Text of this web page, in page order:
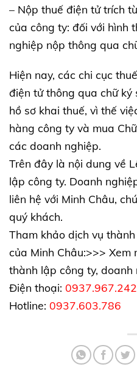
– Nộp thuế điện tử trích
của công ty: đối với hình
nghiệp nộp thông qua
Hiện nay, các chi cục
điện tử thông qua chữ
hồ sơ khai thuế, vì thế
hàng công ty và mua
các doanh nghiệp.
Trên đây là nội dung về
lập công ty. Doanh
liên hệ với Minh Châu,
quý khách.
Tham khảo dịch vụ
của Minh Châu:>>> Xem
thành lập công ty, doanh
Điện thoại: 0937.967.242
Hotline: 0937.603.786